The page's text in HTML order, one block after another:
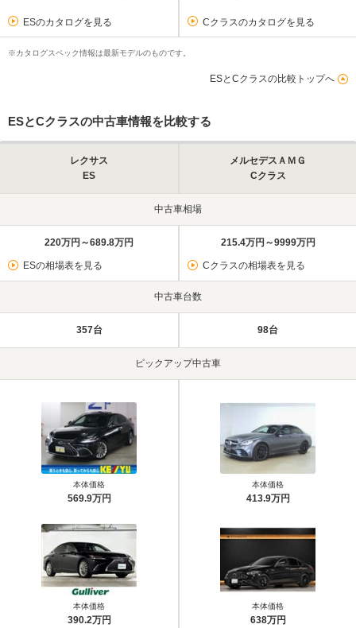
ESのカタログを見る Cクラスのカタログを見る
※カタログスペック情報は最新モデルのものです。
ESとCクラスの比較トップへ
ESとCクラスの中古車情報を比較する
レクサス
ES
メルセデスＡＭＧ
Cクラス
中古車相場
220万円～689.8万円
ESの相場表を見る
215.4万円～9999万円
Cクラスの相場表を見る
中古車台数
357台 98台
ピックアップ中古車
本体価格
569.9万円
本体価格
390.2万円
本体価格
413.9万円
本体価格
638万円